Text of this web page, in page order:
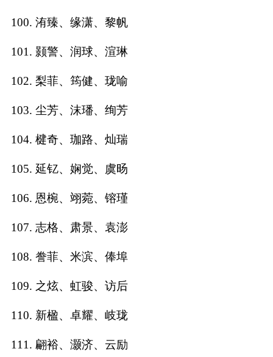
100. 洧臻、缘潇、黎帆
101. 颢警、润球、渲琳
102. 梨菲、筠健、珑喻
103. 尘芳、沫璠、绚芳
104. 楗奇、珈路、灿瑞
105. 延钇、娴觉、虞旸
106. 恩椀、翊菀、镕瑾
107. 志格、肃景、袁澎
108. 誊菲、米滨、俸埠
109. 之炫、虹骏、访后
110. 新楹、卓耀、岐珑
111. 翩裕、灏济、云励